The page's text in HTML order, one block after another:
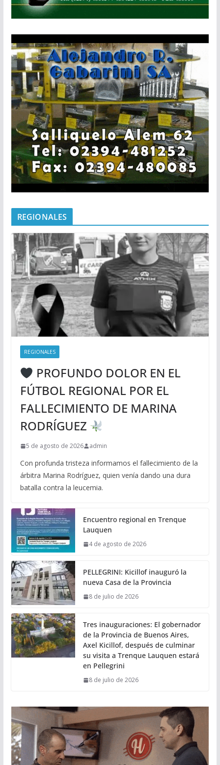
REGIONALES
REGIONALES
PROFUNDO DOLOR EN EL
FÚTBOL REGIONAL POR EL
FALLECIMIENTO DE MARINA
RODRÍGUEZ
5 de agosto de 2026 admin
Con profunda tristeza informamos el fallecimiento de la
árbitra Marina Rodríguez, quien venía dando una dura
batalla contra la leucemia.
Encuentro regional en Trenque
Lauquen
4 de agosto de 2026
PELLEGRINI: Kicillof inauguró la
nueva Casa de la Provincia
8 de julio de 2026
Tres inauguraciones: El gobernador
de la Provincia de Buenos Aires,
Axel Kicillof, después de culminar
su visita a Trenque Lauquen estará
en Pellegrini
8 de julio de 2026